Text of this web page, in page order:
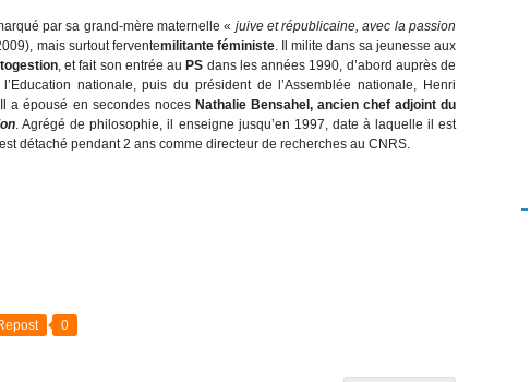
par sa grand-mère maternelle « juive et républicaine, avec la passion
mais surtout ferventemilitante féministe. Il milite dans sa jeunesse aux
, et fait son entrée auPS dans les années 1990, d’abord auprès de
nationale, puis du président de l’Assemblée nationale, Henri
a épousé en secondes noces Nathalie Bensahel, ancien chef adjoint du
. Agrégé de philosophie, il enseigne jusqu’en 1997, date à laquelle il est
détaché pendant 2 ans comme directeur de recherches au CNRS.
0